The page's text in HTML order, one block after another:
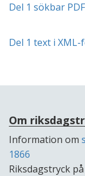
Del 1 sökbar PDF
Del 1 text i XML-
Om
Information om
1866
Riksdagstryck